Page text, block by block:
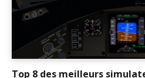
Top 8 des meilleurs